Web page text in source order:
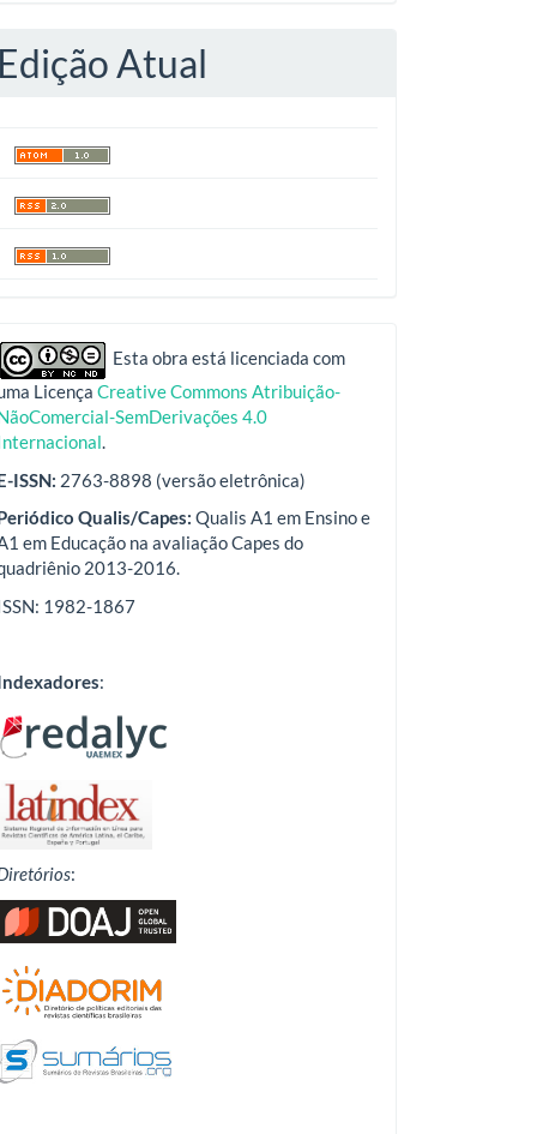
Edição Atual
indexadoresEsta obra está licenciada com
Licença Creative Commons Atribuição-
SemDerivações 4.0
.
ISSN: 2763-8898 (versão eletrônica)
Qualis/Capes: Qualis A1 em Ensino e
em Educação na avaliação Capes do
2013-2016.
1982-1867
:
: